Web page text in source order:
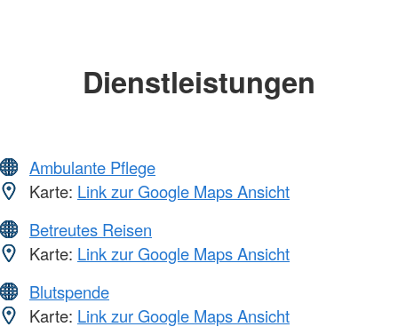
Dienstleistungen
Ambulante Pflege
Karte: Link zur Google Maps Ansicht
Betreutes Reisen
Karte: Link zur Google Maps Ansicht
Blutspende
Karte: Link zur Google Maps Ansicht